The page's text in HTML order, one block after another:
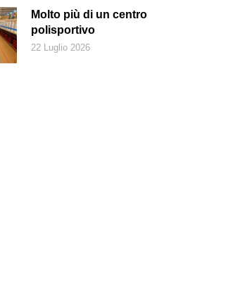
Molto più di un centro
polisportivo
22 Luglio 2026